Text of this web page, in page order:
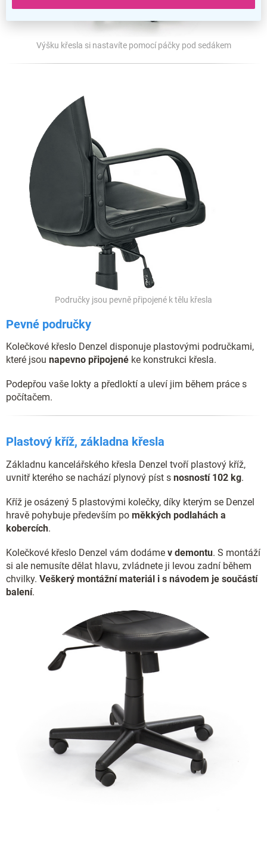
Výšku křesla si nastavíte pomocí páčky pod sedákem
Područky jsou pevně připojené k tělu křesla
Pevné područky
Kolečkové křeslo Denzel disponuje plastovými područkami,
které jsou napevno připojené ke konstrukci křesla.
Podepřou vaše lokty a předloktí a uleví jim během práce s
počítačem.
Plastový kříž, základna křesla
Základnu kancelářského křesla Denzel tvoří plastový kříž,
uvnitř kterého se nachází plynový píst s nosností 102 kg.
Kříž je osázený 5 plastovými kolečky, díky kterým se Denzel
hravě pohybuje především po měkkých podlahách a
kobercích.
Kolečkové křeslo Denzel vám dodáme v demontu. S montáží
si ale nemusíte dělat hlavu, zvládnete ji levou zadní během
chvilky. Veškerý montážní materiál i s návodem je součástí
balení.